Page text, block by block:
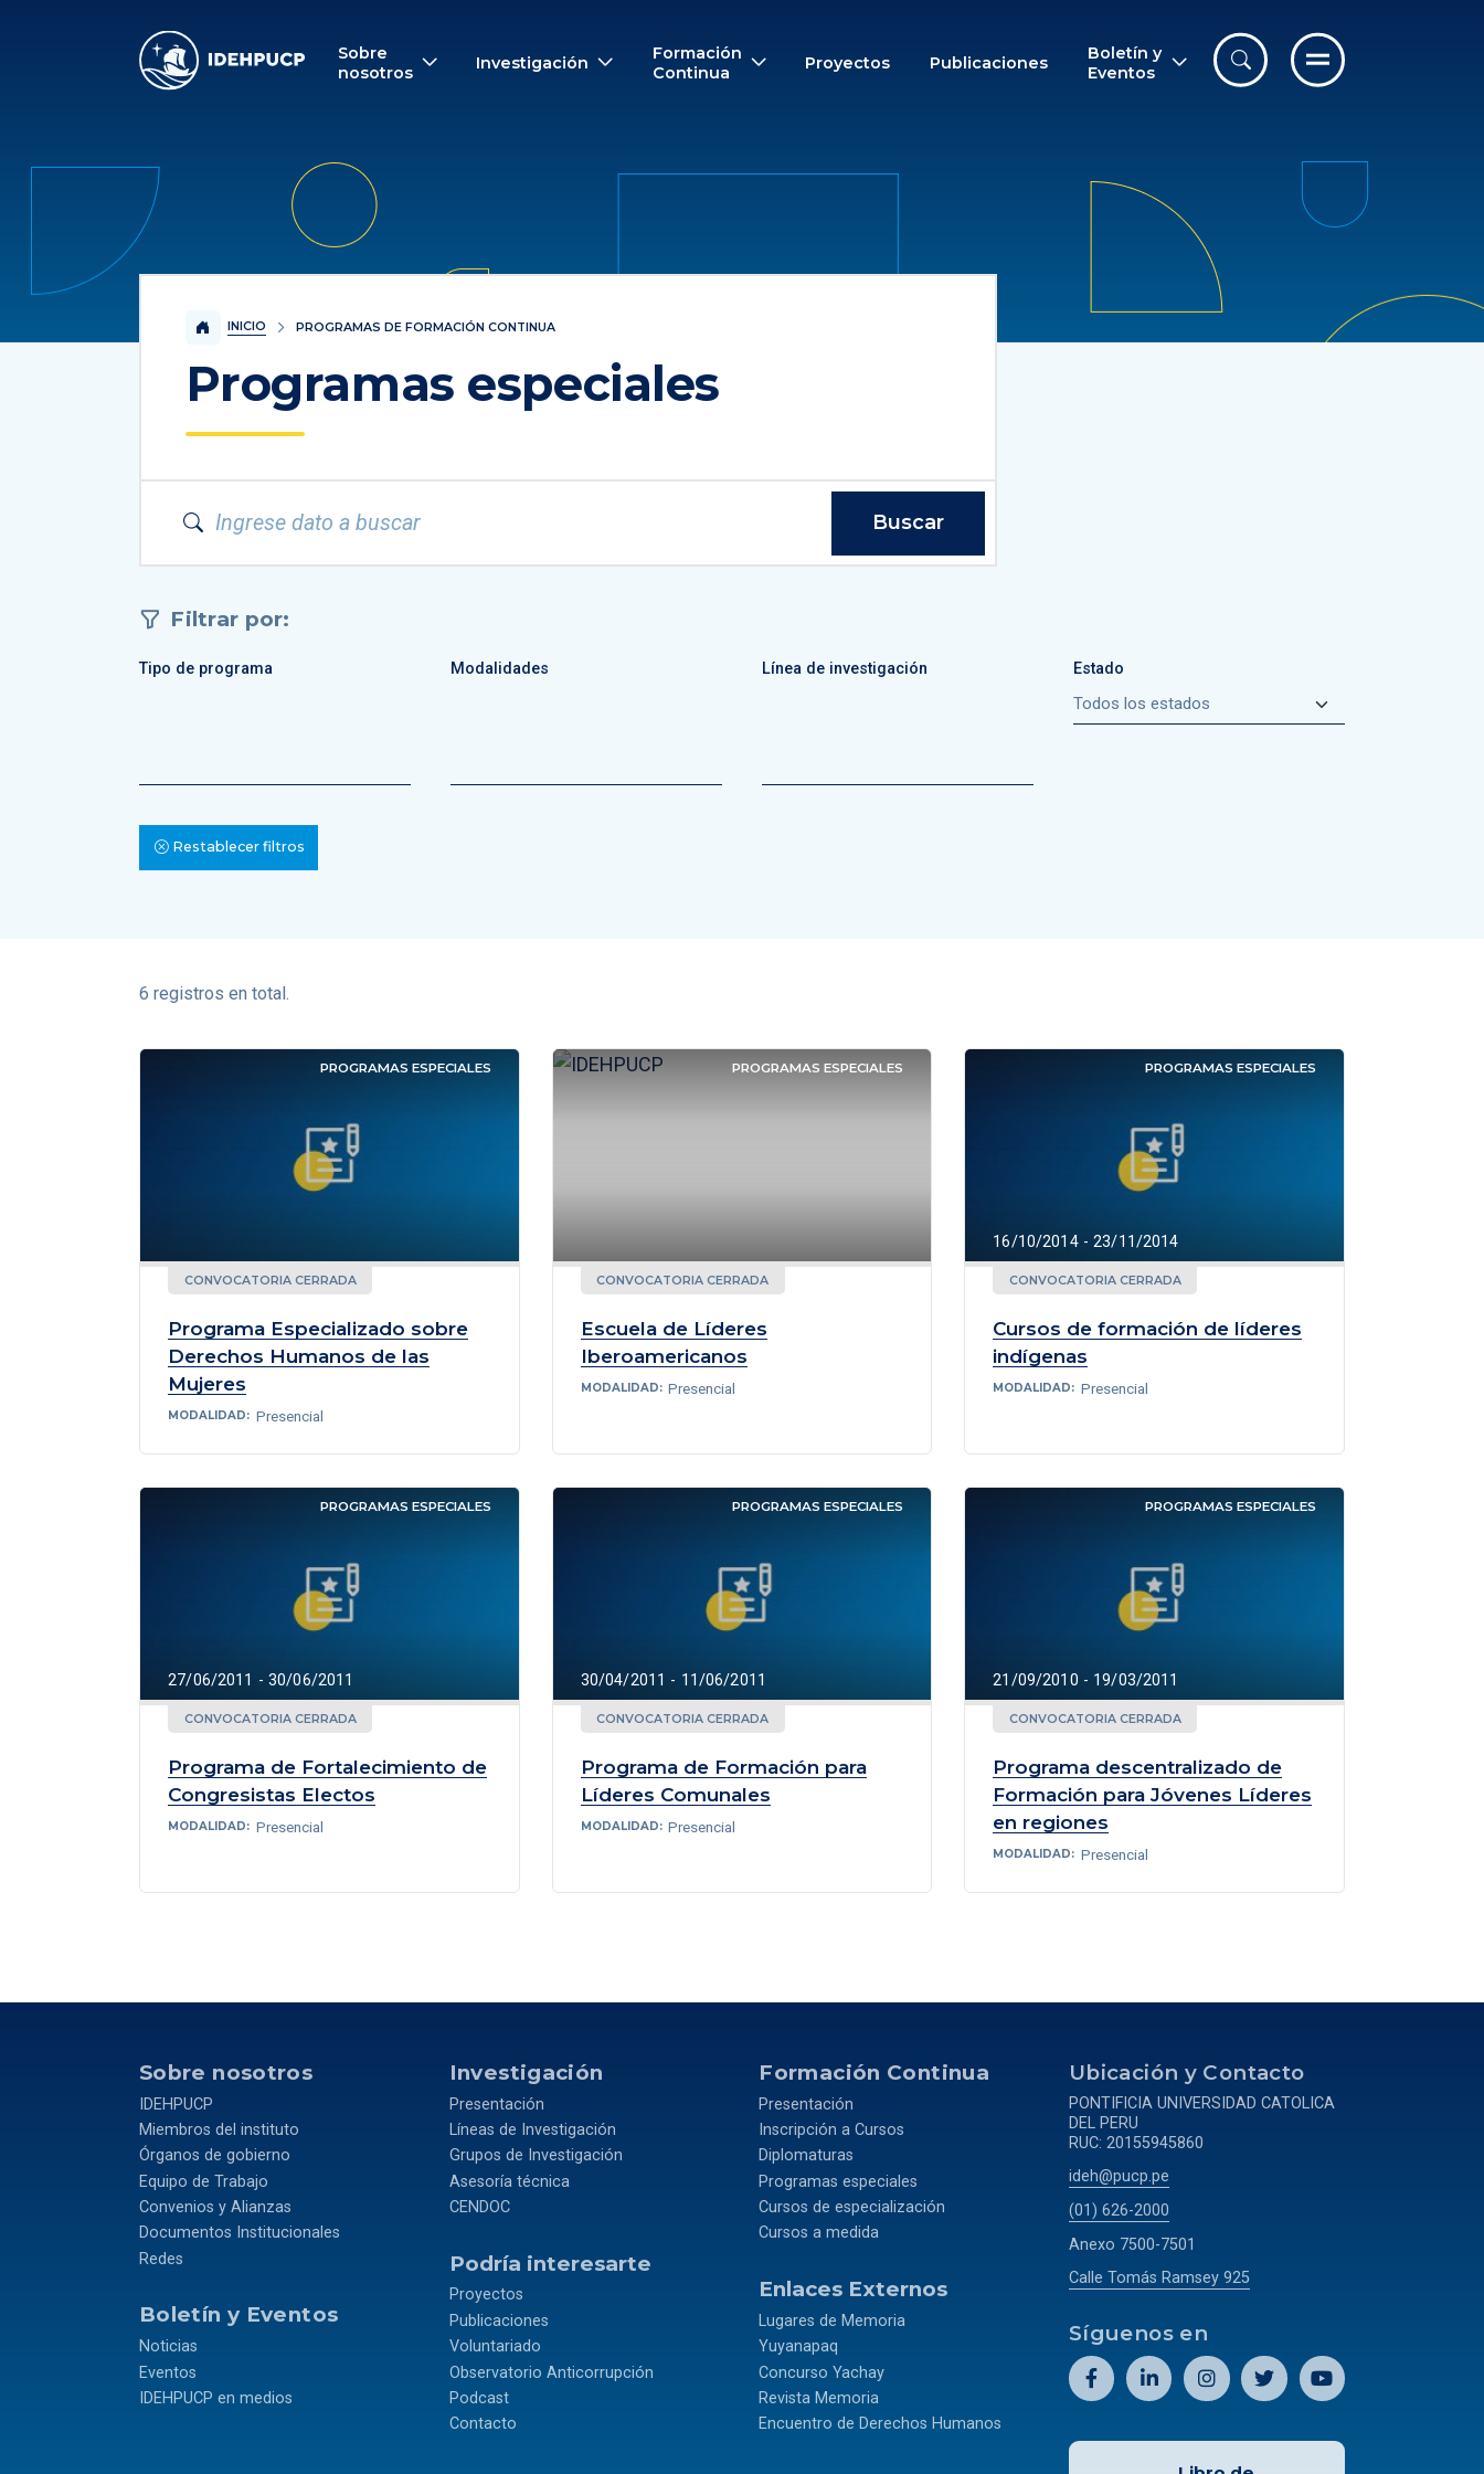
IDEHPUCP
Sobre
nosotros
Investigación
Formación
Continua
Proyectos Publicaciones
Boletín y
Eventos
INICIO PROGRAMAS DE FORMACIÓN CONTINUA
Programas especiales
Buscar
Filtrar por:
Tipo de programa Modalidades Línea de investigación Estado
Restablecer filtros
6 registros en total.
PROGRAMAS ESPECIALES
CONVOCATORIA CERRADA
Programa Especializado sobre
Derechos Humanos de las
Mujeres
MODALIDAD: Presencial
PROGRAMAS ESPECIALES
CONVOCATORIA CERRADA
Escuela de Líderes
Iberoamericanos
MODALIDAD: Presencial
PROGRAMAS ESPECIALES
16/10/2014 - 23/11/2014
CONVOCATORIA CERRADA
Cursos de formación de líderes
indígenas
MODALIDAD: Presencial
PROGRAMAS ESPECIALES
27/06/2011 - 30/06/2011
CONVOCATORIA CERRADA
Programa de Fortalecimiento de
Congresistas Electos
MODALIDAD: Presencial
PROGRAMAS ESPECIALES
30/04/2011 - 11/06/2011
CONVOCATORIA CERRADA
Programa de Formación para
Líderes Comunales
MODALIDAD: Presencial
PROGRAMAS ESPECIALES
21/09/2010 - 19/03/2011
CONVOCATORIA CERRADA
Programa descentralizado de
Formación para Jóvenes Líderes
en regiones
MODALIDAD: Presencial
Sobre nosotros
IDEHPUCP
Miembros del instituto
Órganos de gobierno
Equipo de Trabajo
Convenios y Alianzas
Documentos Institucionales
Redes
Boletín y Eventos
Noticias
Eventos
IDEHPUCP en medios
Investigación
Presentación
Líneas de Investigación
Grupos de Investigación
Asesoría técnica
CENDOC
Podría interesarte
Proyectos
Publicaciones
Voluntariado
Observatorio Anticorrupción
Podcast
Contacto
Formación Continua
Presentación
Inscripción a Cursos
Diplomaturas
Programas especiales
Cursos de especialización
Cursos a medida
Enlaces Externos
Lugares de Memoria
Yuyanapaq
Concurso Yachay
Revista Memoria
Encuentro de Derechos Humanos
Ubicación y Contacto
PONTIFICIA UNIVERSIDAD CATOLICA
DEL PERU
RUC: 20155945860
ideh@pucp.pe
(01) 626-2000
Anexo 7500-7501
Calle Tomás Ramsey 925
Síguenos en